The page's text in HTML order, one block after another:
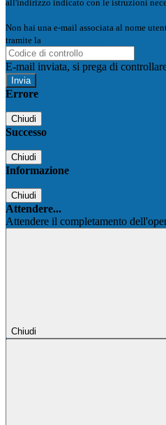
all'indirizzo indicato con le istruzioni
Non hai una e-mail associata al nome
tramite la
E-mail inviata, si prega di
Errore
Chiudi
Successo
Chiudi
Informazione
Chiudi
Attendere...
Attendere il completamento
Chiudi